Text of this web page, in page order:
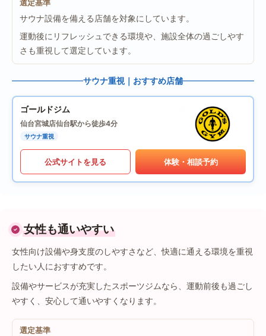
選定基準
サウナ設備を備える店舗を対象にしています。
運動後にリフレッシュできる環境や、施設全体の過ごしやす
さも重視して選定しています。
サウナ重視｜おすすめ店舗
ゴールドジム
仙台宮城店仙台駅から徒歩4分
サウナ重視
公式サイトを見る 体験・相談予約
女性も通いやすい
女性向け設備や身支度のしやすさなど、快適に通える環境を重視
したい人におすすめです。
設備やサービスが充実したスポーツジムなら、運動前後も過ごし
やすく、安心して通いやすくなります。
選定基準